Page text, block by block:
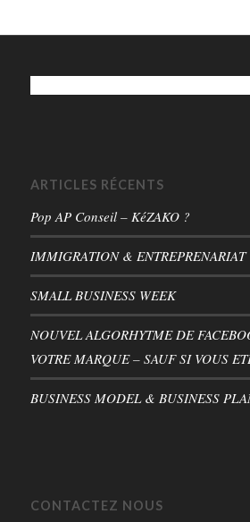
ARTICLES RÉCENTS
Pop AP Conseil – KéZAKO ?
IMMIGRATION & ENTREPRENARIAT
SMALL BUSINESS WEEK
NOUVEL ALGORHYTME DE
VOTRE MARQUE – SAUF SI VOUS
BUSINESS MODEL & BUSINESS
CONTACTEZ NOUS